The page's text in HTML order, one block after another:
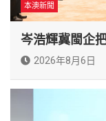
本澳新聞
岑浩輝冀閩企
2026年8月6日